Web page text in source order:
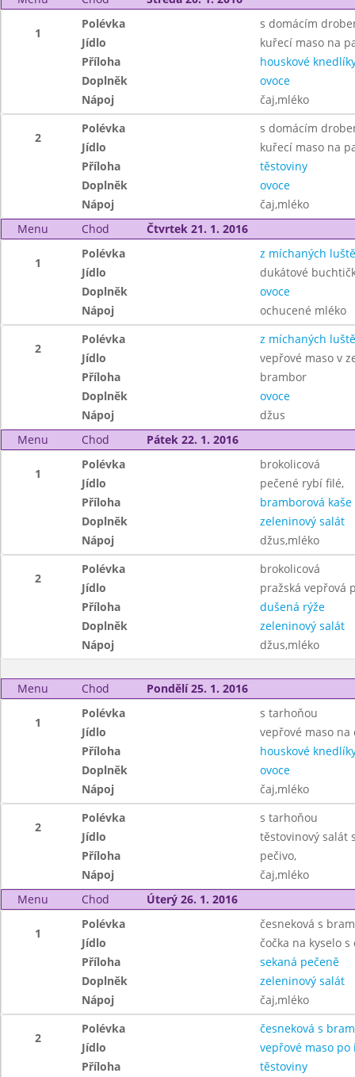
1
Polévka
s domácím
Jídlo
kuřecí maso na
Příloha
houskové
Doplněk
ovoce
Nápoj
čaj,mléko
2
Polévka
s domácím
Jídlo
kuřecí maso na
Příloha
těstoviny
Doplněk
ovoce
Nápoj
čaj,mléko
Menu
Chod Čtvrtek 21. 1. 2016
1
Polévka
z míchaných
Jídlo
dukátové
Doplněk
ovoce
Nápoj
ochucené mléko
2
Polévka
z míchaných
Jídlo
vepřové maso v
Příloha
brambor
Doplněk
ovoce
Nápoj
džus
Menu
Chod Pátek 22. 1. 2016
1
Polévka
brokolicová
Jídlo
pečené rybí filé,
Příloha
bramborová kaše
Doplněk
zeleninový salát
Nápoj
džus,mléko
2
Polévka
brokolicová
Jídlo
pražská vepřová
Příloha
dušená rýže
Doplněk
zeleninový salát
Nápoj
džus,mléko
Menu Chod Pondělí 25. 1. 2016
1
Polévka
s tarhoňou
Jídlo
vepřové maso na
Příloha
houskové
Doplněk
ovoce
Nápoj
čaj,mléko
2
Polévka
s tarhoňou
Jídlo
těstovinový salát
Příloha
pečivo,
Nápoj
čaj,mléko
Menu
Chod Úterý 26. 1. 2016
1
Polévka
česneková s
Jídlo
čočka na kyselo
Příloha
sekaná pečeně
Doplněk
zeleninový salát
Nápoj
čaj,mléko
2
Polévka
česneková s
Jídlo
vepřové maso po
Příloha
těstoviny